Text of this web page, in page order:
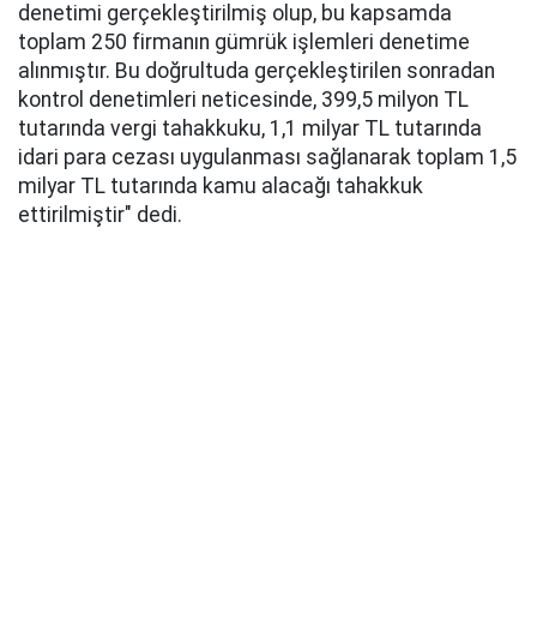
denetimi gerçekleştirilmiş olup, bu kapsamda
toplam 250 firmanın gümrük işlemleri denetime
alınmıştır. Bu doğrultuda gerçekleştirilen sonradan
kontrol denetimleri neticesinde, 399,5 milyon TL
tutarında vergi tahakkuku, 1,1 milyar TL tutarında
idari para cezası uygulanması sağlanarak toplam 1,5
milyar TL tutarında kamu alacağı tahakkuk
ettirilmiştir" dedi.